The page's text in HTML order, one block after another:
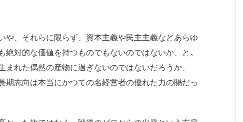
や、それらに限らず、資本主義や民主主義などあらゆ
対的な価値を持つものでもないのではないか、と。
れた偶然の産物に過ぎないのではないだろうか、
期志向は本当にかつての名経営者の優れた力の賜だっ